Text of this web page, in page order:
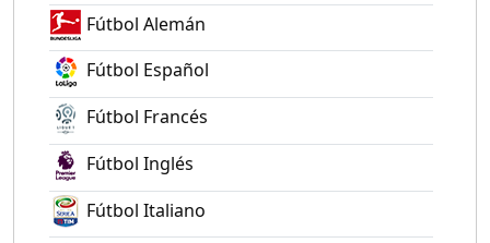
Fútbol Alemán
Fútbol Español
Fútbol Francés
Fútbol Inglés
Fútbol Italiano